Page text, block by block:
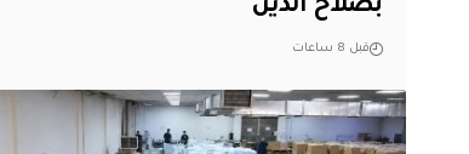
بصلاح الدين
قبل 8 ساعات